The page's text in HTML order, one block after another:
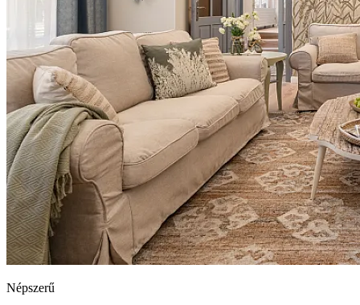
Népszerű